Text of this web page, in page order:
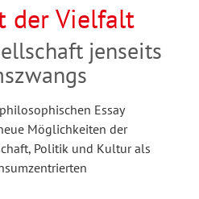
der Vielfalt
jenseits
Essay
Möglichkeiten der
Politik und Kultur als